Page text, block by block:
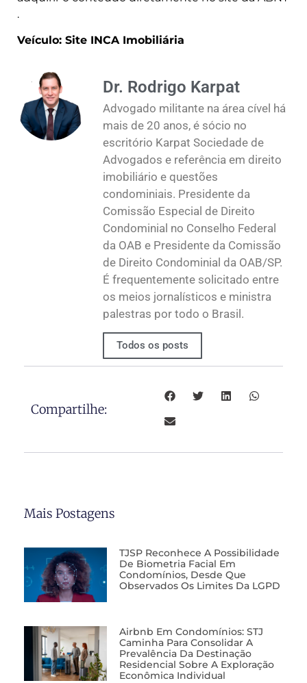
.
Veículo: Site INCA Imobiliária
Dr. Rodrigo Karpat
Advogado militante na área cível há
mais de 20 anos, é sócio no
escritório Karpat Sociedade de
Advogados e referência em direito
imobiliário e questões
condominiais. Presidente da
Comissão Especial de Direito
Condominial no Conselho Federal
da OAB e Presidente da Comissão
de Direito Condominial da OAB/SP.
É frequentemente solicitado entre
os meios jornalísticos e ministra
palestras por todo o Brasil.
Todos os posts
Compartilhe:
Mais Postagens
TJSP Reconhece A Possibilidade
De Biometria Facial Em
Condomínios, Desde Que
Observados Os Limites Da LGPD
Airbnb Em Condomínios: STJ
Caminha Para Consolidar A
Prevalência Da Destinação
Residencial Sobre A Exploração
Econômica Individual